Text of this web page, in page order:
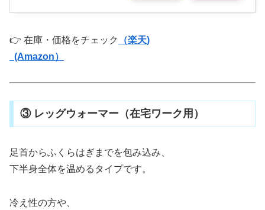
👉 在庫・価格をチェック
（楽天)
(Amazon）
③ レッグウォーマー（在宅ワーク用）
足首からふくらはぎまでを包み込み、
下半身全体を温めるタイプです。
冷え性の方や、